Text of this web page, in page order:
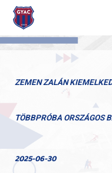
ZEMEN ZALÁN
TÖBBPRÓBA ORSZÁGOS
2025-06-30